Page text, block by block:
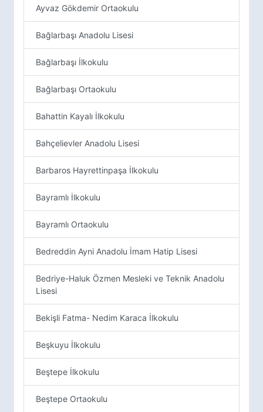
Ayvaz Gökdemir Ortaokulu
Bağlarbaşı Anadolu Lisesi
Bağlarbaşı İlkokulu
Bağlarbaşı Ortaokulu
Bahattin Kayalı İlkokulu
Bahçelievler Anadolu Lisesi
Barbaros Hayrettinpaşa İlkokulu
Bayramlı İlkokulu
Bayramlı Ortaokulu
Bedreddin Ayni Anadolu İmam Hatip Lisesi
Bedriye-Haluk Özmen Mesleki ve Teknik Anadolu
Lisesi
Bekişli Fatma- Nedim Karaca İlkokulu
Beşkuyu İlkokulu
Beştepe İlkokulu
Beştepe Ortaokulu